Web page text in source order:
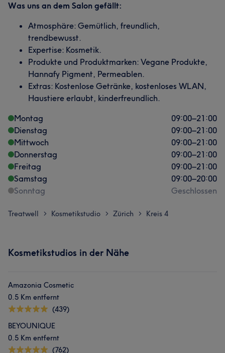
Was uns an dem Salon gefällt:
Atmosphäre: Gemütlich, freundlich,
trendbewusst.
Expertise: Kosmetik.
Produkte und Produktmarken: Vegane Produkte,
Hannafy Pigment, Permeablen.
Extras: Kostenlose Getränke, kostenloses WLAN,
Haustiere erlaubt, kinderfreundlich.
Montag
09:00–21:00
Dienstag
09:00–21:00
Mittwoch
09:00–21:00
Donnerstag
09:00–21:00
Freitag
09:00–21:00
Samstag
09:00–20:00
Sonntag
Geschlossen
Treatwell > Kosmetikstudio > Zürich > Kreis 4
Kosmetikstudios in der Nähe
Amazonia Cosmetic
0.5 Km entfernt
(439)
BEYOUNIQUE
0.5 Km entfernt
(762)